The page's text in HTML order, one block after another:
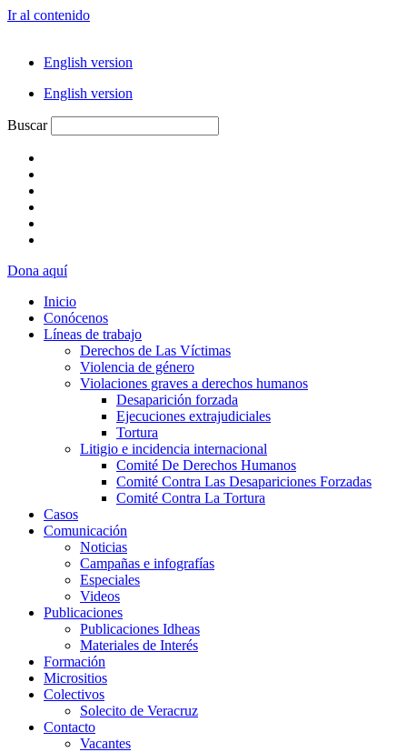
Ir al contenido
English version
English version
Buscar
Dona aquí
Inicio
Conócenos
Líneas de trabajo
Derechos de Las Víctimas
Violencia de género
Violaciones graves a derechos humanos
Desaparición forzada​
Ejecuciones extrajudiciales
Tortura
Litigio e incidencia internacional
Comité De Derechos Humanos​
Comité Contra Las Desapariciones Forzadas
Comité Contra La Tortura​
Casos
Comunicación
Noticias
Campañas e infografías
Especiales
Videos
Publicaciones
Publicaciones Idheas
Materiales de Interés
Formación
Micrositios
Colectivos
Solecito de Veracruz
Contacto
Vacantes